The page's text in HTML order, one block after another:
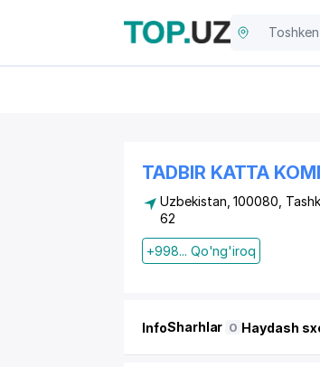
TADBIR KATTA
Uzbekistan, 100080,
62
+998... Qo'ng'iroq
InfoSharhlar 0 Haydash